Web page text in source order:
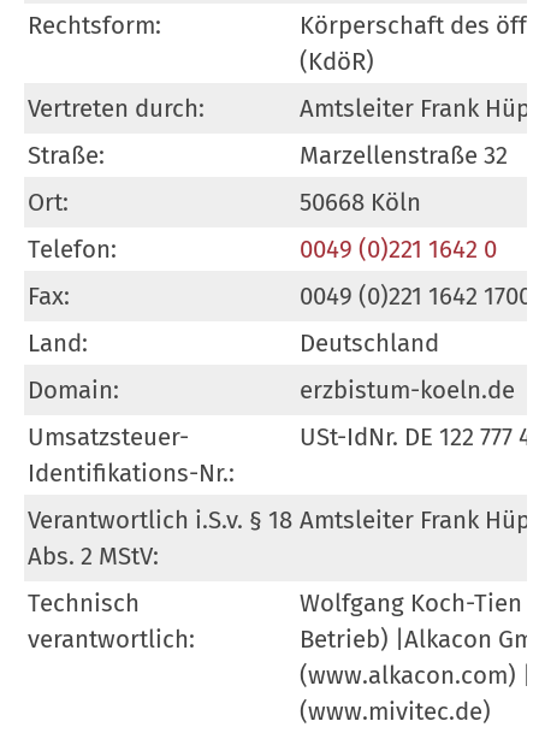
Rechtsform:
Körperschaft des
(KdöR)
Vertreten durch:
Amtsleiter Frank
Straße:
Marzellenstraße 32
Ort:
50668 Köln
Telefon:
0049 (0)221 1642 0
Fax:
0049 (0)221 1642 1700
Land:
Deutschland
Domain:
erzbistum-koeln.de
Umsatzsteuer-
Identifikations-Nr.:
USt-IdNr. DE 122 777
Verantwortlich i.S.v. § 18
Abs. 2 MStV:
Amtsleiter Frank
Technisch
verantwortlich:
Wolfgang Koch-Tien
Betrieb) |Alkacon
(www.alkacon.com)
(www.mivitec.de)